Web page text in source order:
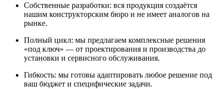
Собственные разработки: вся продукция создаётся
нашим конструкторским бюро и не имеет аналогов на
рынке.
Полный цикл: мы предлагаем комплексные решения
«под ключ» — от проектирования и производства до
установки и сервисного обслуживания.
Гибкость: мы готовы адаптировать любое решение под
ваш бюджет и специфические задачи.